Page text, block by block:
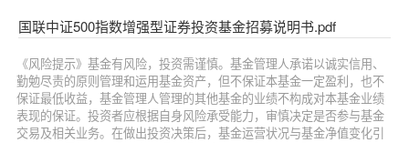
国联中证500指数增强型证券投资基金招募说明书.pdf
《风险提示》基金有风险，投资需谨慎。基金管理人承诺以诚实信用、
勤勉尽责的原则管理和运用基金资产，但不保证本基金一定盈利，也不
保证最低收益，基金管理人管理的其他基金的业绩不构成对本基金业绩
表现的保证。投资者应根据自身风险承受能力，审慎决定是否参与基金
交易及相关业务。在做出投资决策后，基金运营状况与基金净值变化引